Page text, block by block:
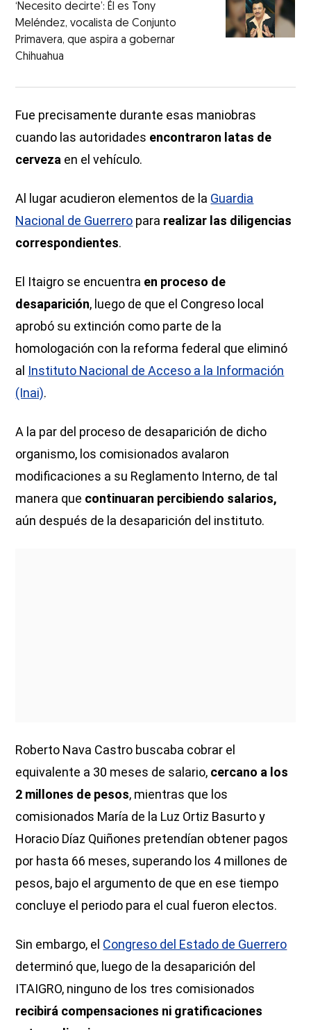
‘Necesito decirte’: Él es Tony
Meléndez, vocalista de Conjunto
Primavera, que aspira a gobernar
Chihuahua
Fue precisamente durante esas maniobras
cuando las autoridades encontraron latas de
cerveza en el vehículo.
Al lugar acudieron elementos de la Guardia
Nacional de Guerrero para realizar las diligencias
correspondientes.
El Itaigro se encuentra en proceso de
desaparición, luego de que el Congreso local
aprobó su extinción como parte de la
homologación con la reforma federal que eliminó
al Instituto Nacional de Acceso a la Información
(Inai).
A la par del proceso de desaparición de dicho
organismo, los comisionados avalaron
modificaciones a su Reglamento Interno, de tal
manera que continuaran percibiendo salarios,
aún después de la desaparición del instituto.
Roberto Nava Castro buscaba cobrar el
equivalente a 30 meses de salario, cercano a los
2 millones de pesos, mientras que los
comisionados María de la Luz Ortiz Basurto y
Horacio Díaz Quiñones pretendían obtener pagos
por hasta 66 meses, superando los 4 millones de
pesos, bajo el argumento de que en ese tiempo
concluye el periodo para el cual fueron electos.
Sin embargo, el Congreso del Estado de Guerrero
determinó que, luego de la desaparición del
ITAIGRO, ninguno de los tres comisionados
recibirá compensaciones ni gratificaciones